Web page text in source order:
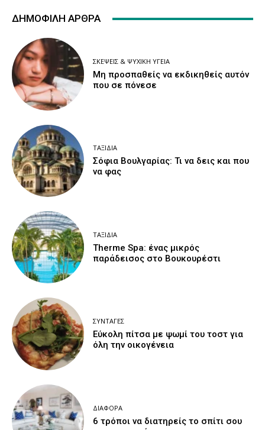
ΔΗΜΟΦΙΛΉ ΆΡΘΡΑ
ΣΚΈΨΕΙΣ & ΨΥΧΙΚΉ ΥΓΕΊΑ
Μη προσπαθείς να εκδικηθείς αυτόν
που σε πόνεσε
ΤΑΞΊΔΙΑ
Σόφια Βουλγαρίας: Τι να δεις και που
να φας
ΤΑΞΊΔΙΑ
Therme Spa: ένας μικρός
παράδεισος στο Βουκουρέστι
ΣΥΝΤΑΓΈΣ
Εύκολη πίτσα με ψωμί του τοστ για
όλη την οικογένεια
ΔΙΆΦΟΡΑ
6 τρόποι να διατηρείς το σπίτι σου